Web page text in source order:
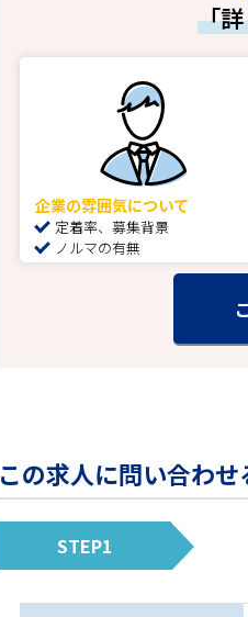
「
企業の雰囲気について
定着率、募集背景
ノルマの有無
この求人に問い合わせ
STEP1